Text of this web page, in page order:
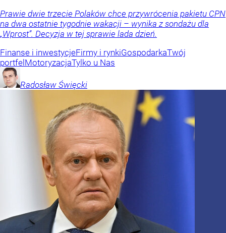
Prawie dwie trzecie Polaków chce przywrócenia pakietu CPN
na dwa ostatnie tygodnie wakacji – wynika z sondażu dla
„Wprost”. Decyzja w tej sprawie lada dzień.
Finanse i inwestycjeFirmy i rynkiGospodarkaTwój
portfelMotoryzacjaTylko u Nas
Radosław Święcki